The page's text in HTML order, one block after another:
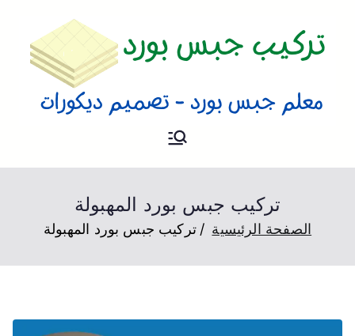
تركيب جبس
بورد
فني تركيب جبس بورد و تصميم
تركيب جبس بورد المهبولة
الصفحة الرئيسية تركيب جبس بورد المهبولة